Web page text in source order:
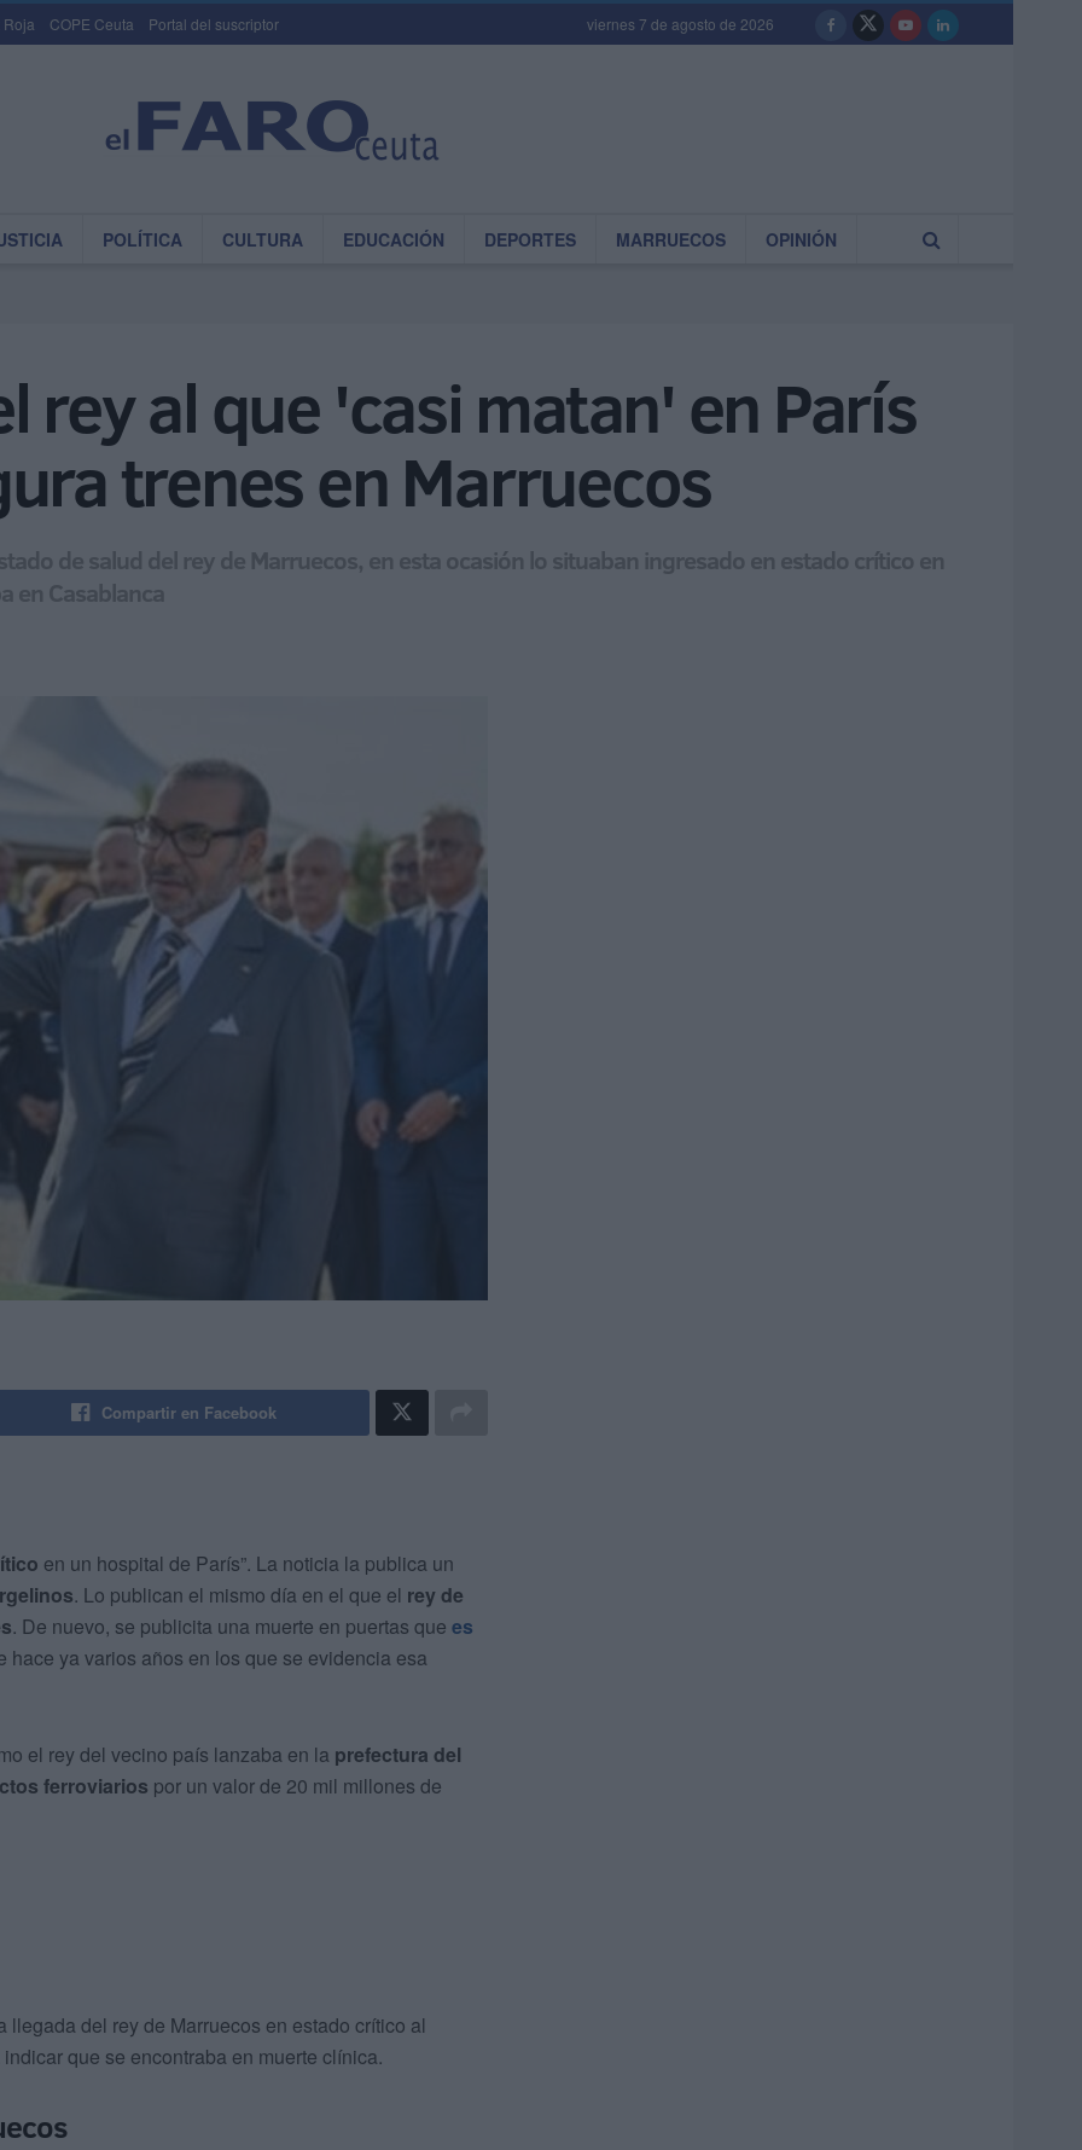
Roja COPE Ceuta Portal del suscriptor viernes 7 de agosto de 2026
POLÍTICA CULTURA EDUCACIÓN DEPORTES MARRUECOS OPINIÓN
rey al que 'casi matan' en París
trenes en Marruecos
de salud del rey de Marruecos, en esta ocasión lo situaban ingresado en estado crítico en
en Casablanca
Compartir en Facebook
en un hospital de París”. La noticia la publica un
. Lo publican el mismo día en el que el rey de
. De nuevo, se publicita una muerte en puertas que es
hace ya varios años en los que se evidencia esa
el rey del vecino país lanzaba en la prefectura del
ferroviarios por un valor de 20 mil millones de
del rey de Marruecos en estado crítico al
que se encontraba en muerte clínica.